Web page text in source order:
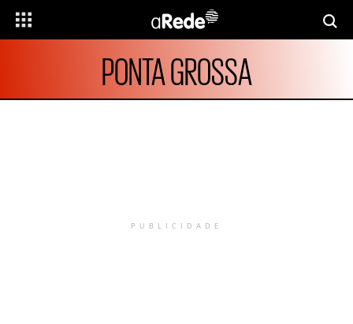
PONTA GROSSA
PUBLICIDADE